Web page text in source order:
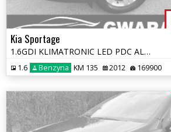
Kia Sportage
1.6GDI KLIMATRONIC LED PDC ALU 4xGRZ.FOTELE OPŁATY GWARANCJA
1.6 Benzyna KM 135 2012 169900